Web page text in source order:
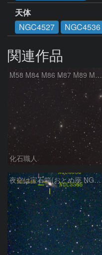
天体
NGC4527
NGC4536
関連作品
M58 M84 M86 M87 M89 M90 マルカリアンの銀河鎖 おとめ座 かみのけ座
化石職人
夜空は宝石箱(おとめ座 NGC5566) Seestar50